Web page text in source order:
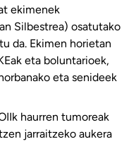
ekimenek
Silbestrea) osatutako
da. Ekimen horietan
eta boluntarioek,
eta senideek
haurren tumoreak
jarraitzeko aukera